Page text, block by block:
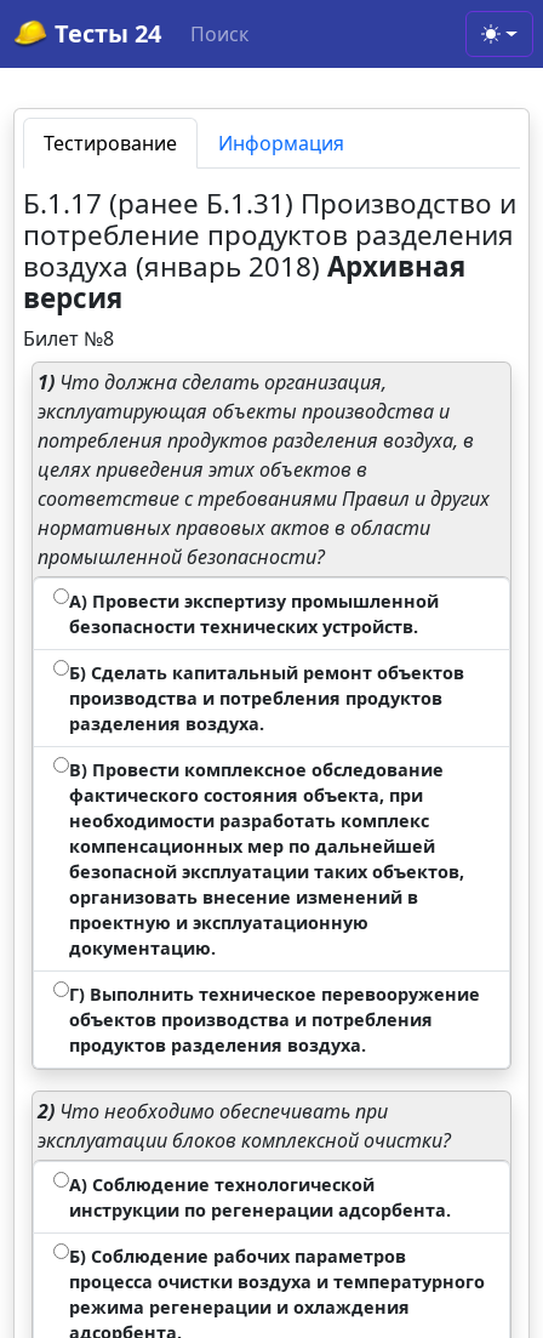
Тесты 24 Поиск
Тестирование Информация
Б.1.17 (ранее Б.1.31) Производство и
потребление продуктов разделения
воздуха (январь 2018)Архивная
версия
Билет №8
1) Что должна сделать организация,
эксплуатирующая объекты производства и
потребления продуктов разделения воздуха, в
целях приведения этих объектов в
соответствие с требованиями Правил и других
нормативных правовых актов в области
промышленной безопасности?
А) Провести экспертизу промышленной
безопасности технических устройств.
Б) Сделать капитальный ремонт объектов
производства и потребления продуктов
разделения воздуха.
В) Провести комплексное обследование
фактического состояния объекта, при
необходимости разработать комплекс
компенсационных мер по дальнейшей
безопасной эксплуатации таких объектов,
организовать внесение изменений в
проектную и эксплуатационную
документацию.
Г) Выполнить техническое перевооружение
объектов производства и потребления
продуктов разделения воздуха.
2) Что необходимо обеспечивать при
эксплуатации блоков комплексной очистки?
А) Соблюдение технологической
инструкции по регенерации адсорбента.
Б) Соблюдение рабочих параметров
процесса очистки воздуха и температурного
режима регенерации и охлаждения
адсорбента.